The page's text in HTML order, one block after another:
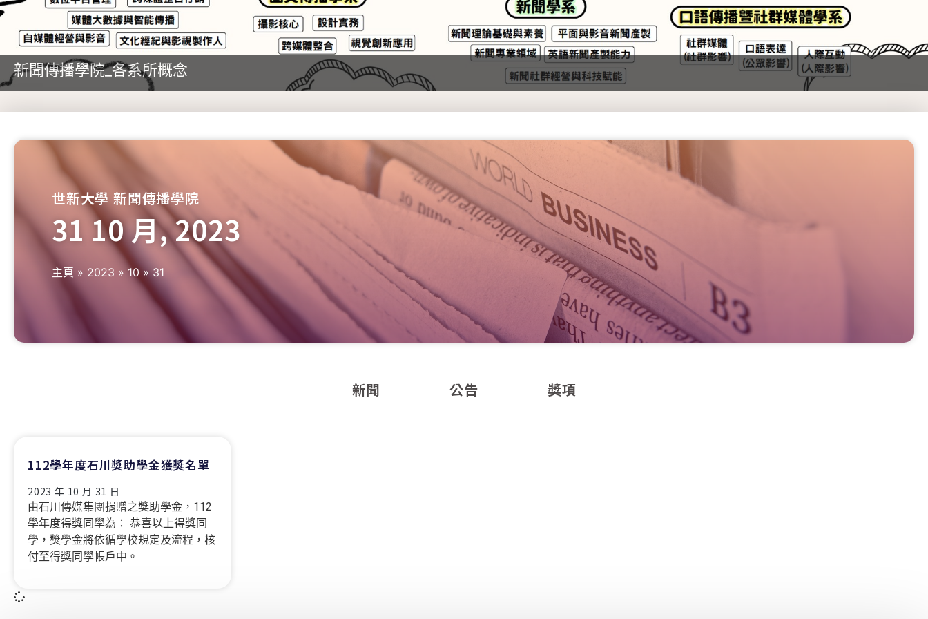
新聞傳播學院_各系所概念
世新大學 新聞傳播學院
31 10 月, 2023
主頁 » 2023 » 10 »31
新聞 公告 獎項
112學年度石川獎助學金獲獎名單
2023 年 10 月 31 日
由石川傳媒集團捐贈之獎助學金，112
學年度得獎同學為： 恭喜以上得獎同
學，獎學金將依循學校規定及流程，核
付至得獎同學帳戶中。